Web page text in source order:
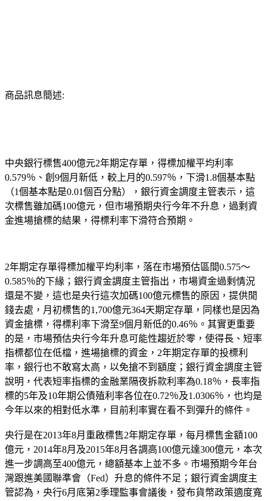
商品訊息簡述:
中央銀行標售400億元2年期定存單，得標加權平均利率
0.579％、創9個月新低，較上月的0.597％，下滑1.8個基本點
（1個基本點是0.01個百分點），銀行資金調度主管表示，這
次標售雖加碼100億元，但市場預期央行今年不升息，過剩資
金進場搶標的結果，得標利率下滑符合預期。
2年期定存單得標加權平均利率，落在市場預估區間0.575～
0.585％的下緣；銀行資金調度主管指出，市場資金過剩情況
還是不變，這也是央行這次加碼100億元標售的原因，提供閒
錢去處，月初標售的1,700億元364天期定存單，同樣也是因為
資金搶標，得標利率下滑至9個月新低的0.46％。其實更重要
的是，市場預估央行今年升息可能性趨近於零，使得長、短率
指標都位在低檔，進場搶標的資金，2年期定存單的投標利
率，銀行也不敢寫太高，以免搶不到額度；銀行資金調度主管
說明，代表短率指標的金融業隔夜拆款利率為0.18％，長率指
標的5年及10年期公債殖利率各位在0.72％及1.0306％，也均是
今年以來的相對低水準，目前利率實在看不到彈升的條件。
央行是在2013年8月重啟標售2年期定存單，每月標售金額100
億元，2014年8月及2015年8月各調高100億元達300億元，本次
進一步調高至400億元，總額基本上並不多。市場預期今年台
灣跟進美國聯準會（Fed）升息的條件不足；銀行資金調度主
管認為，央行6月底第2季理監事會議後，發布貨幣政策適度寬